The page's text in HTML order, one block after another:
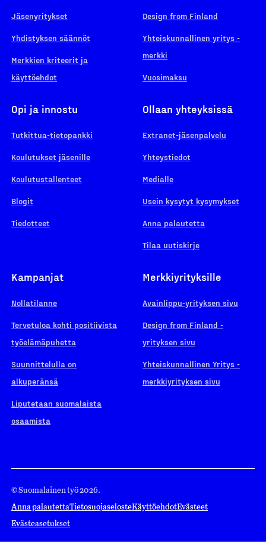
Jäsenyritykset
Yhdistyksen säännöt
Merkkien kriteerit ja
käyttöehdot
Design from Finland
Yhteiskunnallinen yritys -
merkki
Vuosimaksu
Opi ja innostu
Tutkittua-tietopankki
Koulutukset jäsenille
Koulutustallenteet
Blogit
Tiedotteet
Ollaan yhteyksissä
Extranet-jäsenpalvelu
Yhteystiedot
Medialle
Usein kysytyt kysymykset
Anna palautetta
Tilaa uutiskirje
Kampanjat
Nollatilanne
Tervetuloa kohti positiivista
työelämäpuhetta
Suunnittelulla on
alkuperänsä
Liputetaan suomalaista
osaamista
Merkkiyrityksille
Avainlippu-yrityksen sivu
Design from Finland -
yrityksen sivu
Yhteiskunnallinen Yritys -
merkkiyrityksen sivu
© Suomalainen työ 2026.
Anna palautettaTietosuojaselosteKäyttöehdotEvästeet
Evästeasetukset